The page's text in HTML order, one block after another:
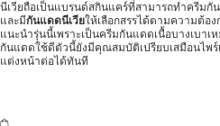
นีเวียถือเป็นแบรนด์สกินแคร์ที่สามารถทำครีมกั
และมีกันแดดนีเวียให้เลือกสรรได้ตามความต้อ
แนะนำรุ่นนี้เพราะเป็นครีมกันแดดเนื้อบางเบาเ
กันแดดใช้ดีตัวนี้ยังมีคุณสมบัติเปรียบเสมือนไพร์
แต่งหน้าต่อได้ทันที